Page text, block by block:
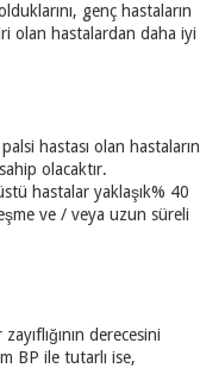
genç hastaların
olan hastalardan daha iyi
hastası olan hastaların
olacaktır.
hastalar yaklaşık% 40
ve / veya uzun süreli
derecesini
BP ile tutarlı ise,